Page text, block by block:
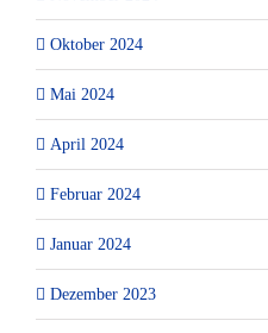
Oktober 2024
Mai 2024
April 2024
Februar 2024
Januar 2024
Dezember 2023